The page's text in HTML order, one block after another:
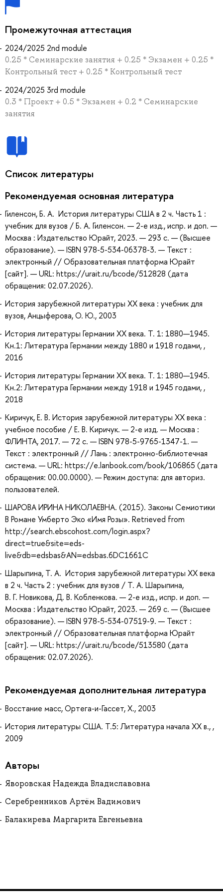
Промежуточная аттестация
2024/2025 2nd module
0.25 * Семинарские занятия + 0.25 * Экзамен + 0.25 *
Контрольный тест + 0.25 * Контрольный тест
2024/2025 3rd module
0.3 * Проект + 0.5 * Экзамен + 0.2 * Семинарские
занятия
Список литературы
Рекомендуемая основная литература
Гиленсон, Б. А. История литературы США в 2 ч. Часть 1 :
учебник для вузов / Б. А. Гиленсон. — 2-е изд., испр. и доп. —
Москва : Издательство Юрайт, 2023. — 293 с. — (Высшее
образование). — ISBN 978-5-534-06378-3. — Текст :
электронный // Образовательная платформа Юрайт
[сайт]. — URL: https://urait.ru/bcode/512828 (дата
обращения: 02.07.2026).
История зарубежной литературы XX века : учебник для
вузов, Анцыферова, О. Ю., 2003
История литературы Германии XX века. Т. 1: 1880—1945.
Кн.1: Литература Германии между 1880 и 1918 годами, ,
2016
История литературы Германии XX века. Т. 1: 1880—1945.
Кн.2: Литература Германии между 1918 и 1945 годами, ,
2018
Киричук, Е. В. История зарубежной литературы XX века :
учебное пособие / Е. В. Киричук. — 2-е изд. — Москва :
ФЛИНТА, 2017. — 72 с. — ISBN 978-5-9765-1347-1. —
Текст : электронный // Лань : электронно-библиотечная
система. — URL: https://e.lanbook.com/book/106865 (дата
обращения: 00.00.0000). — Режим доступа: для авториз.
пользователей.
ШАРОВА ИРИНА НИКОЛАЕВНА. (2015). Законы Семиотики
В Романе Умберто Эко «Имя Розы». Retrieved from
http://search.ebscohost.com/login.aspx?
direct=true&site=eds-
live&db=edsbas&AN=edsbas.6DC1661C
Шарыпина, Т. А. История зарубежной литературы XX века
в 2 ч. Часть 2 : учебник для вузов / Т. А. Шарыпина,
В. Г. Новикова, Д. В. Кобленкова. — 2-е изд., испр. и доп. —
Москва : Издательство Юрайт, 2023. — 269 с. — (Высшее
образование). — ISBN 978-5-534-07519-9. — Текст :
электронный // Образовательная платформа Юрайт
[сайт]. — URL: https://urait.ru/bcode/513580 (дата
обращения: 02.07.2026).
Рекомендуемая дополнительная литература
Восстание масс, Ортега-и-Гассет, Х., 2003
История литературы США. Т.5: Литература начала XX в., ,
2009
Авторы
Яворовская Надежда Владиславовна
Серебренников Артём Вадимович
Балакирева Маргарита Евгеньевна